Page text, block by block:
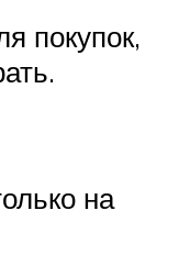
покупок,
на